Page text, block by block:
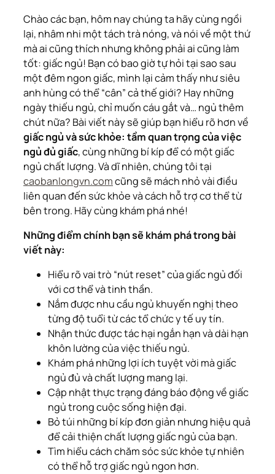
Chào các bạn, hôm nay chúng ta hãy cùng ngồi
lại, nhâm nhi một tách trà nóng, và nói về một thứ
mà ai cũng thích nhưng không phải ai cũng làm
tốt: giấc ngủ! Bạn có bao giờ tự hỏi tại sao sau
một đêm ngon giấc, mình lại cảm thấy như siêu
anh hùng có thể “cân” cả thế giới? Hay những
ngày thiếu ngủ, chỉ muốn cáu gắt và… ngủ thêm
chút nữa? Bài viết này sẽ giúp bạn hiểu rõ hơn về
giấc ngủ và sức khỏe: tầm quan trọng của việc
ngủ đủ giấc, cùng những bí kíp để có một giấc
ngủ chất lượng. Và dĩ nhiên, chúng tôi tại
caobanlongvn.comcũng sẽ mách nhỏ vài điều
liên quan đến sức khỏe và cách hỗ trợ cơ thể từ
bên trong. Hãy cùng khám phá nhé!
Những điểm chính bạn sẽ khám phá trong bài
viết này:
Hiểu rõ vai trò “nút reset” của giấc ngủ đối
với cơ thể và tinh thần.
Nắm được nhu cầu ngủ khuyến nghị theo
từng độ tuổi từ các tổ chức y tế uy tín.
Nhận thức được tác hại ngắn hạn và dài hạn
khôn lường của việc thiếu ngủ.
Khám phá những lợi ích tuyệt vời mà giấc
ngủ đủ và chất lượng mang lại.
Cập nhật thực trạng đáng báo động về giấc
ngủ trong cuộc sống hiện đại.
Bỏ túi những bí kíp đơn giản nhưng hiệu quả
để cải thiện chất lượng giấc ngủ của bạn.
Tìm hiểu cách chăm sóc sức khỏe tự nhiên
có thể hỗ trợ giấc ngủ ngon hơn.